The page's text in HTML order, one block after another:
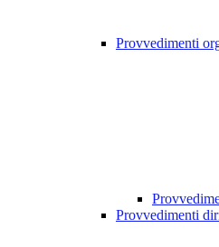
Provvedimenti
Provvedimenti